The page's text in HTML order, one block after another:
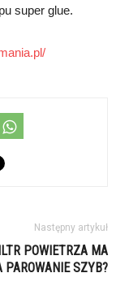
super glue.
Następny artykuł
POWIETRZA MA
PAROWANIE SZYB?